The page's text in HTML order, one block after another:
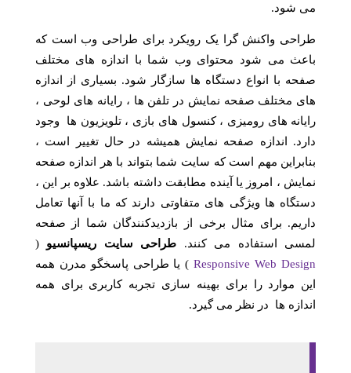
می شود.
طراحی واکنش گرا یک رویکرد برای طراحی وب است که
باعث می شود محتوای وب شما با اندازه های مختلف
صفحه با انواع دستگاه ها سازگار شود. بسیاری از اندازه
های مختلف صفحه نمایش در تلفن ها ، رایانه های لوحی ،
رایانه های رومیزی ، کنسول های بازی ، تلویزیون ها وجود
دارد. اندازه صفحه نمایش همیشه در حال تغییر است ،
بنابراین مهم است که سایت شما بتواند با هر اندازه صفحه
نمایش ، امروز یا آینده مطابقت داشته باشد. علاوه بر این ،
دستگاه ها ویژگی های متفاوتی دارند که ما با آنها تعامل
داریم. برای مثال برخی از بازدیدکنندگان شما از صفحه
لمسی استفاده می کنند. طراحی سایت ریسپانسیو (
Responsive Web Design) یا طراحی پاسخگو مدرن همه
این موارد را برای بهینه سازی تجربه کاربری برای همه
اندازه ها در نظر می گیرد.